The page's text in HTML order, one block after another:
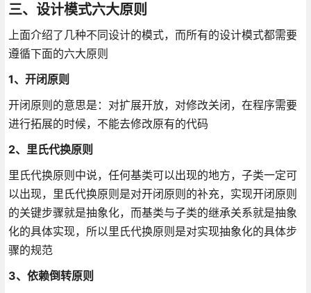
三、设计模式六大原则
上面介绍了几种不同设计的模式，而所有的设计模式都需要
遵循下面的六大原则
1、开闭原则
开闭原则的意思是：对扩展开放，对修改关闭，在程序需要
进行拓展的时候，不能去修改原有的代码
2、里氏代换原则
里氏代换原则中说，任何基类可以出现的地方，子类一定可
以出现，里氏代换原则是对开闭原则的补充，实现开闭原则
的关键步骤就是抽象化，而基类与子类的继承关系就是抽象
化的具体实现，所以里氏代换原则是对实现抽象化的具体步
骤的规范
3、依赖倒转原则